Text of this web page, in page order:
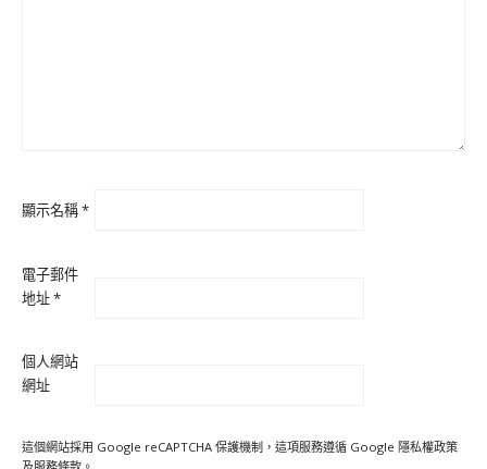
顯示名稱*
電子郵件
地址*
個人網站
網址
這個網站採用 Google reCAPTCHA 保護機制，這項服務遵循 Google 隱私權政策